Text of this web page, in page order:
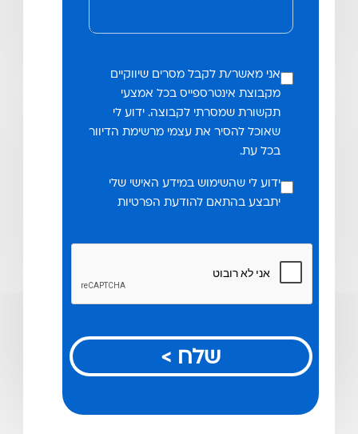
אני מאשר/ת לקבל מסרים שיווקיים
מקבוצת אינטרספייס בכל אמצעי
תקשורת שמסרתי לקבוצה. ידוע לי
שאוכל להסיר את עצמי מרשימת הדיוור
בכל עת.
ידוע לי שהשימוש במידע האישי שלי
יתבצע בהתאם להודעת הפרטיות
שלח >